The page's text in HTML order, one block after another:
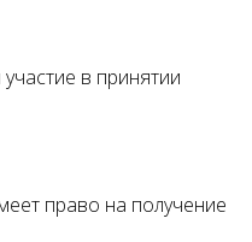
в принятии
право на получение